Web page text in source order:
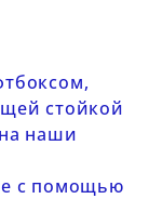
стойкой
наши
с помощью